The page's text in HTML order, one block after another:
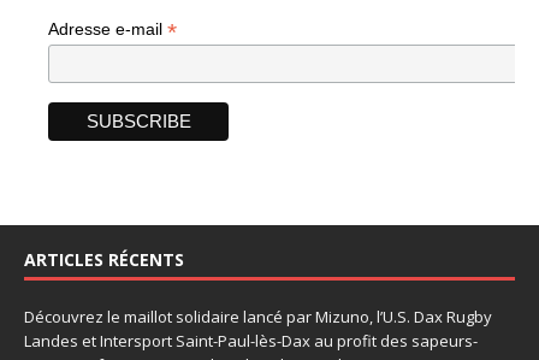
Adresse e-mail *
ARTICLES RÉCENTS
Découvrez le maillot solidaire lancé par Mizuno, l’U.S. Dax Rugby
Landes et Intersport Saint-Paul-lès-Dax au profit des sapeurs-